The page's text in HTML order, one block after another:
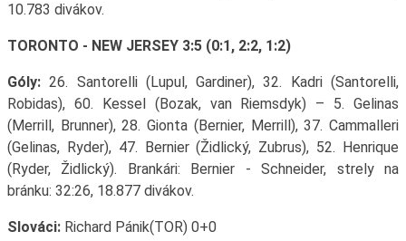
10.783 divákov.
TORONTO - NEW JERSEY 3:5 (0:1, 2:2, 1:2)
Góly:26. Santorelli (Lupul, Gardiner), 32. Kadri (Santorelli,
Robidas), 60. Kessel (Bozak, van Riemsdyk) – 5. Gelinas
(Merrill, Brunner), 28. Gionta (Bernier, Merrill), 37. Cammalleri
(Gelinas, Ryder), 47. Bernier (Židlický, Zubrus), 52. Henrique
(Ryder, Židlický). Brankári: Bernier - Schneider, strely na
bránku: 32:26, 18.877 divákov.
Slováci:Richard Pánik(TOR) 0+0